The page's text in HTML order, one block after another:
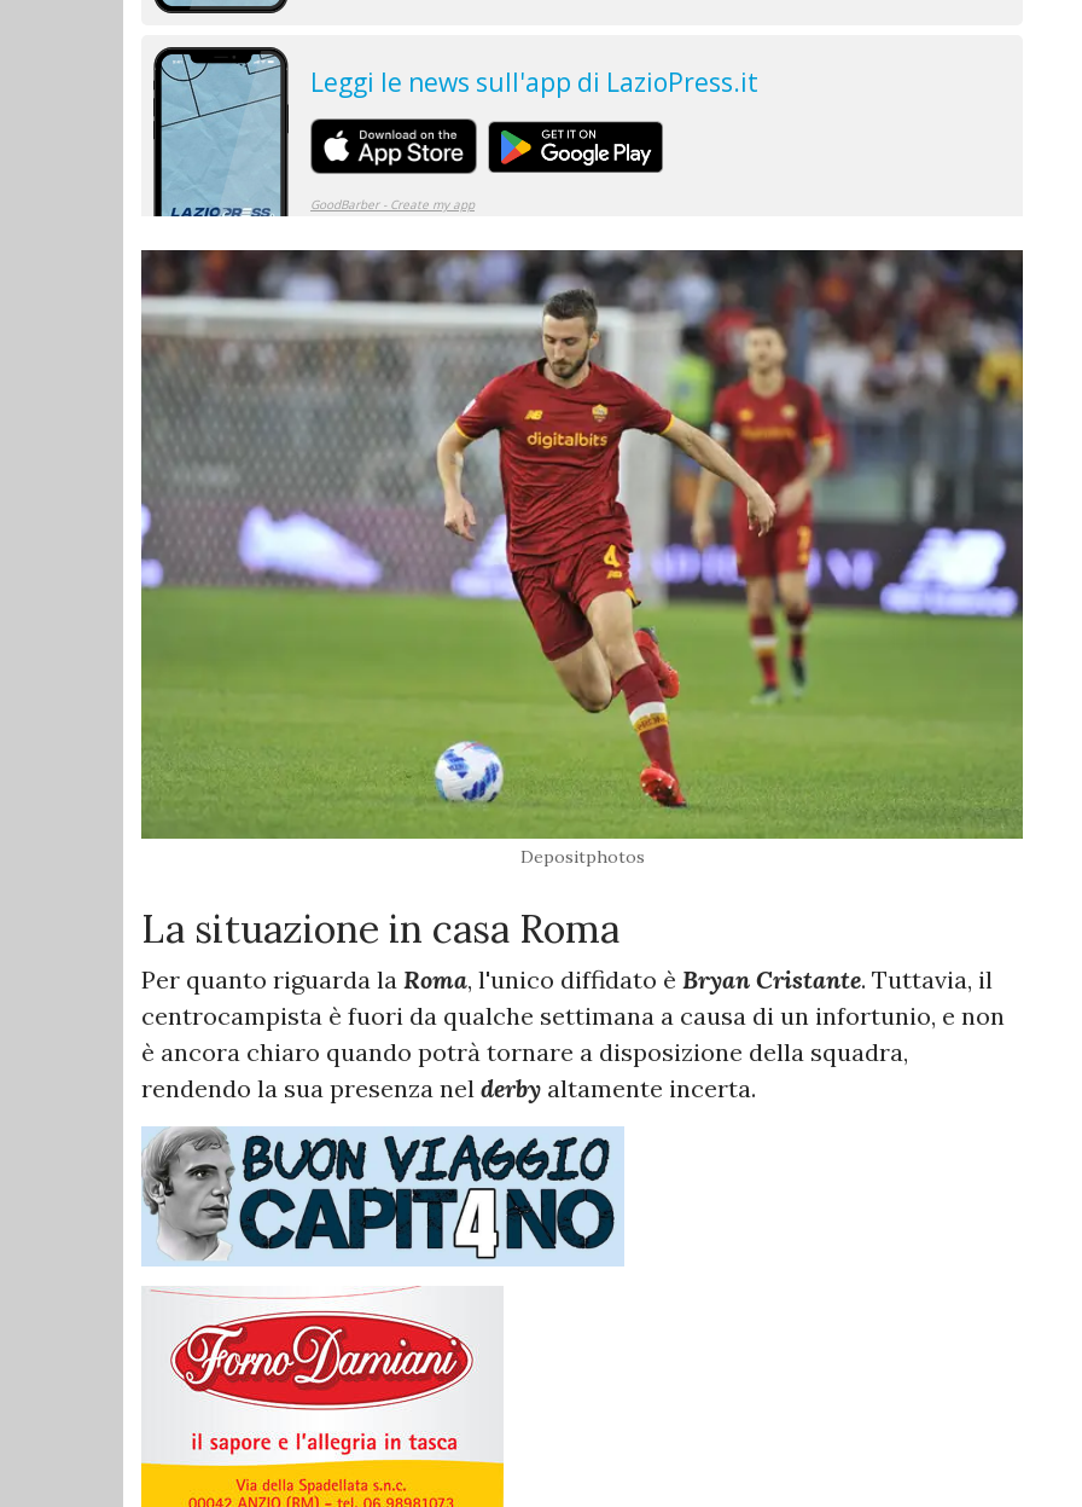
Depositphotos
La situazione in casa Roma
Per quanto riguarda la Roma, l'unico diffidato è Bryan Cristante. Tuttavia, il
centrocampista è fuori da qualche settimana a causa di un infortunio, e non
è ancora chiaro quando potrà tornare a disposizione della squadra,
rendendo la sua presenza nel derby altamente incerta.